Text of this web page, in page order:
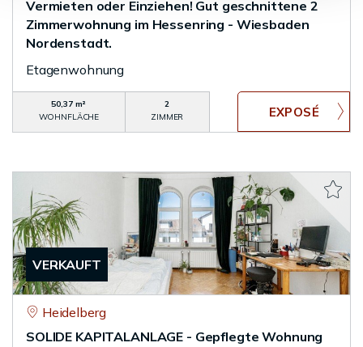
Vermieten oder Einziehen! Gut geschnittene 2
Zimmerwohnung im Hessenring - Wiesbaden
Nordenstadt.
Etagenwohnung
50,37 m²
WOHNFLÄCHE
2
ZIMMER
VERKAUFT
Heidelberg
SOLIDE KAPITALANLAGE - Gepflegte Wohnung